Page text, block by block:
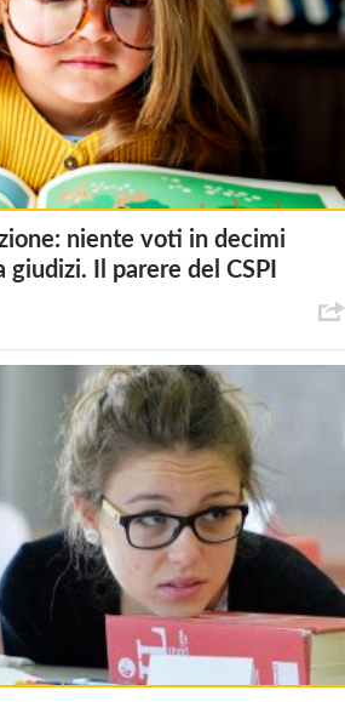
niente voti in decimi
giudizi. Il parere del CSPI